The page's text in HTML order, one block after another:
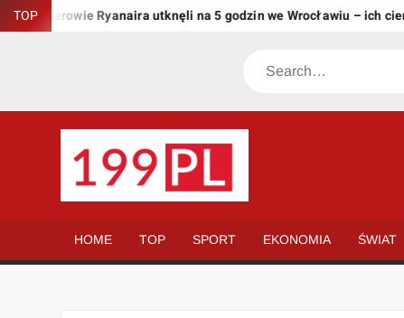
Skip
to
TOP Ryanaira utknęli na 5 godzin we Wrocławiu – ich
Search
świat
HOME TOP SPORT EKONOMIA ŚWIAT